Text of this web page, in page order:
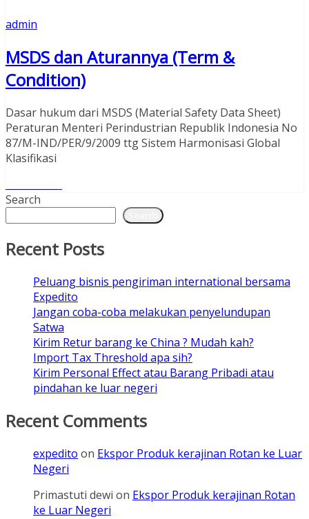
admin
MSDS dan Aturannya (Term &
Condition)
Dasar hukum dari MSDS (Material Safety Data Sheet)
Peraturan Menteri Perindustrian Republik Indonesia No
87/M-IND/PER/9/2009 ttg Sistem Harmonisasi Global
Klasifikasi
Search
Recent Posts
Peluang bisnis pengiriman international bersama
Expedito
Jangan coba-coba melakukan penyelundupan
Satwa
Kirim Retur barang ke China ? Mudah kah?
Import Tax Threshold apa sih?
Kirim Personal Effect atau Barang Pribadi atau
pindahan ke luar negeri
Recent Comments
expedito on Ekspor Produk kerajinan Rotan ke Luar
Negeri
Primastuti dewi on Ekspor Produk kerajinan Rotan
ke Luar Negeri